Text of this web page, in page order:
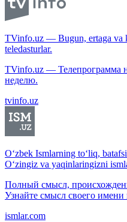
TVinfo.uz — Bugun, ertaga va
teledasturlar.
TVinfo.uz — Телепрограмма
неделю.
tvinfo.uz
O‘zbek Ismlarning to‘liq,
O‘zingiz va yaqinlaringizni
Полный смысл,
Узнайте смысл своего
ismlar.com